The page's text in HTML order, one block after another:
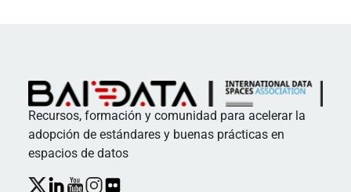
Recursos, formación y comunidad para acelerar la
adopción de estándares y buenas prácticas en
espacios de datos